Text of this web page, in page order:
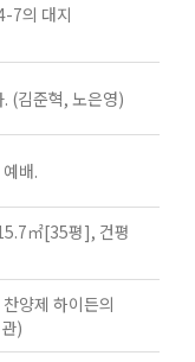
7의 대지
(김준혁, 노은영)
배.
㎡[35평], 건평
양제 하이든의
)